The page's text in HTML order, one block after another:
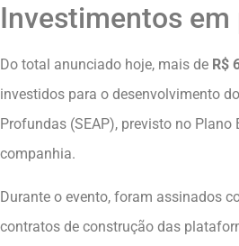
Investimentos em
Do total anunciado hoje, mais de R$
investidos para o desenvolvimento
Profundas (SEAP), previsto no Plano
companhia.
Durante o evento, foram assinados
contratos de construção das